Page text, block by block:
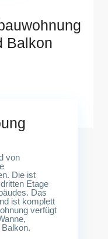
Balkon
von
Die ist
Etage
Das
ist komplett
verfügt